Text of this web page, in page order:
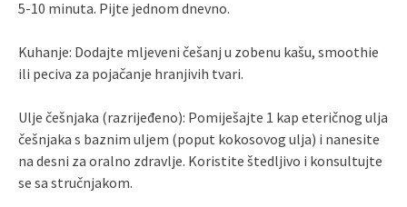
5-10 minuta. Pijte jednom dnevno.
Kuhanje: Dodajte mljeveni češanj u zobenu kašu, smoothie
ili peciva za pojačanje hranjivih tvari.
Ulje češnjaka (razrijeđeno): Pomiješajte 1 kap eteričnog ulja
češnjaka s baznim uljem (poput kokosovog ulja) i nanesite
na desni za oralno zdravlje. Koristite štedljivo i konsultujte
se sa stručnjakom.